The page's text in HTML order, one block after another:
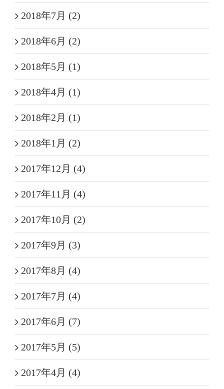
2018年7月 (2)
2018年6月 (2)
2018年5月 (1)
2018年4月 (1)
2018年2月 (1)
2018年1月 (2)
2017年12月 (4)
2017年11月 (4)
2017年10月 (2)
2017年9月 (3)
2017年8月 (4)
2017年7月 (4)
2017年6月 (7)
2017年5月 (5)
2017年4月 (4)